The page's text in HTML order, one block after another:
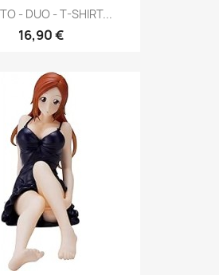
- DUO - T-SHIRT...
16,90 €